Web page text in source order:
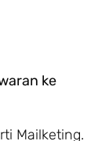
ke
Mailketing.